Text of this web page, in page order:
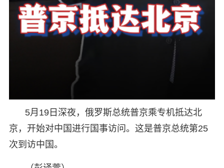
5月19日深夜，俄罗斯总统普京乘专机抵达北
京，开始对中国进行国事访问。这是普京总统第25
次到访中国。